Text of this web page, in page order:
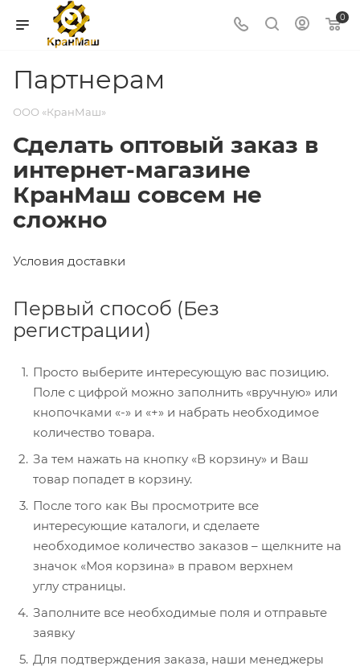
0
Партнерам
ООО «КранМаш»
Сделать оптовый заказ в
интернет-магазине
КранМаш совсем не
сложно
Условия доставки
Первый способ (Без
регистрации)
Просто выберите интересующую вас позицию.
Поле с цифрой можно заполнить «вручную» или
кнопочками «-» и «+» и набрать необходимое
количество товара.
За тем нажать на кнопку «В корзину» и Ваш
товар попадет в корзину.
После того как Вы просмотрите все
интересующие каталоги, и сделаете
необходимое количество заказов – щелкните на
значок «Моя корзина» в правом верхнем
углу страницы.
Заполните все необходимые поля и отправьте
заявку
Для подтверждения заказа, наши менеджеры